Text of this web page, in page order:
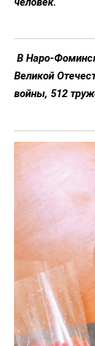
В Наро-
Великой
войны, 512